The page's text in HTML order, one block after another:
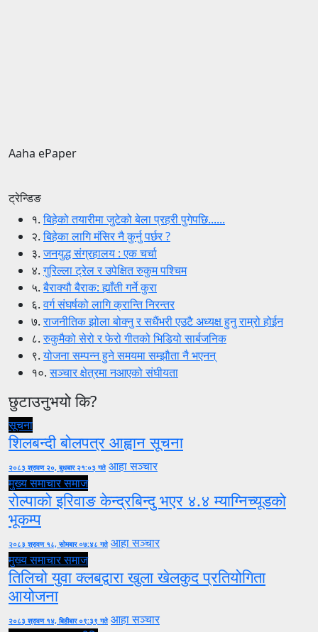
Aaha ePaper
ट्रेन्डिङ
१.बिहेको तयारीमा जुटेको बेला प्रहरी पुगेपछि......
२.बिहेका लागि मंसिर नै कुर्नु पर्छर ?
३.जनयुद्ध संग्रहालय : एक चर्चा
४.गुरिल्ला ट्रेल र उपेक्षित रुकुम पश्चिम
५.बैराक्यौ बैराक: ह्याँती गर्ने कुरा
६.वर्ग संघर्षको लागि क्रान्ति निरन्तर
७.राजनीतिक झोला बोक्नु र सधैंभरी एउटै अध्यक्ष हुनु राम्रो होईन
८.रुकुमैको सेरो र फेरो गीतको भिडियो सार्बजनिक
९.योजना सम्पन्न हुने समयमा सम्झौता नै भएनन्
१०.सञ्चार क्षेत्रमा नआएको संघीयता
छुटाउनुभयो कि?
सूचना
शिलबन्दी बोलपत्र आह्वान सूचना
२०८३ श्रावण २०, बुधबार २१:०३ गते आहा सञ्चार
मुख्य समाचारसमाज
रोल्पाको इरिवाङ केन्द्रबिन्दु भएर ४.४ म्याग्निच्यूडको
भूकम्प
२०८३ श्रावण १८, सोमबार ०७:४८ गते आहा सञ्चार
मुख्य समाचारसमाज
तिलिचो युवा क्लबद्वारा खुला खेलकुद प्रतियोगिता
आयोजना
२०८३ श्रावण १४, बिहीबार ०९:३९ गते आहा सञ्चार